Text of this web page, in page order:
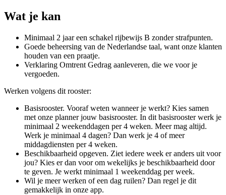
Wat je kan
Minimaal 2 jaar een schakel rijbewijs B zonder strafpunten.
Goede beheersing van de Nederlandse taal, want onze klanten
houden van een praatje.
Verklaring Omtrent Gedrag aanleveren, die we voor je
vergoeden.
Werken volgens dit rooster:
Basisrooster. Vooraf weten wanneer je werkt? Kies samen
met onze planner jouw basisrooster. In dit basisrooster werk je
minimaal 2 weekenddagen per 4 weken. Meer mag altijd.
Werk je minimaal 4 dagen? Dan werk je 4 of meer
middagdiensten per 4 weken.
Beschikbaarheid opgeven. Ziet iedere week er anders uit voor
jou? Kies er dan voor om wekelijks je beschikbaarheid door
te geven. Je werkt minimaal 1 weekenddag per week.
Wil je meer werken of een dag ruilen? Dan regel je dit
gemakkelijk in onze app.